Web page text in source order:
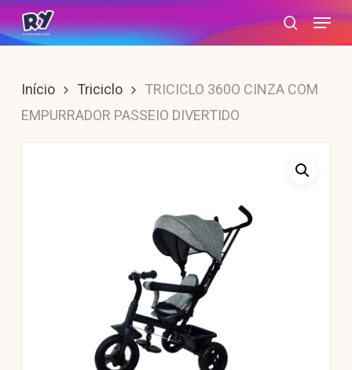
Skip
to
content
search
Menu
Início Triciclo
TRICICLO 360O CINZA COM
EMPURRADOR PASSEIO DIVERTIDO